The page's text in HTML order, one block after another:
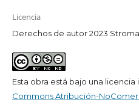
Licencia
Derechos de autor 2023
Esta obra está bajo una licencia
Commons Atribución-